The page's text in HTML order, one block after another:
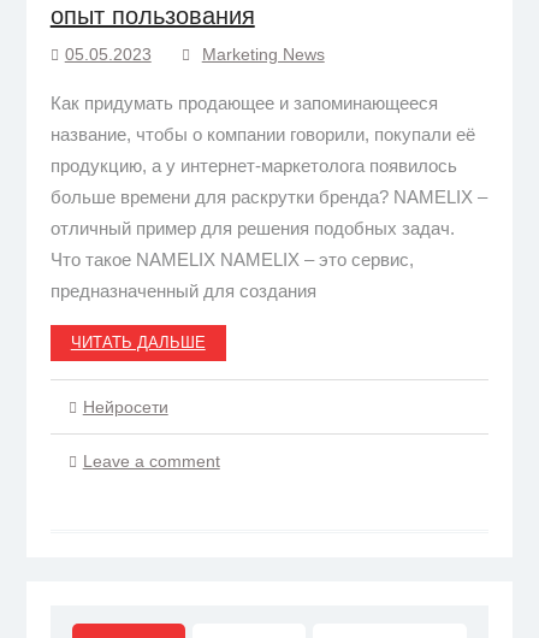
опыт пользования
05.05.2023 Marketing News
Как придумать продающее и запоминающееся
название, чтобы о компании говорили, покупали её
продукцию, а у интернет-маркетолога появилось
больше времени для раскрутки бренда? NAMELIX –
отличный пример для решения подобных задач.
Что такое NAMELIX NAMELIX – это сервис,
предназначенный для создания
ЧИТАТЬ ДАЛЬШЕ
Нейросети
Leave a comment